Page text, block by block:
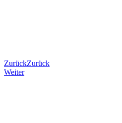
ZurückZurück
Weiter